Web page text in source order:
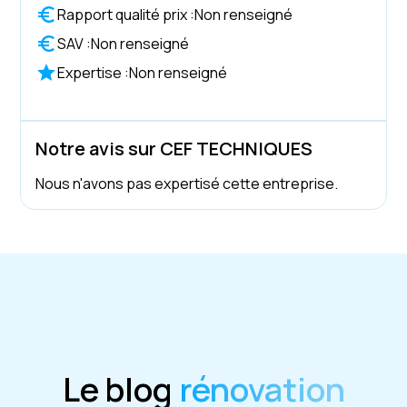
Rapport qualité prix :Non renseigné
SAV :Non renseigné
Expertise :Non renseigné
Notre avis sur CEF TECHNIQUES
Nous n'avons pas expertisé cette entreprise.
Le blog rénovation